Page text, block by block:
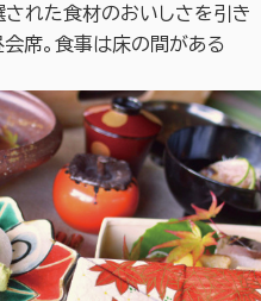
れた食材のおいしさを引き
席。食事は床の間がある